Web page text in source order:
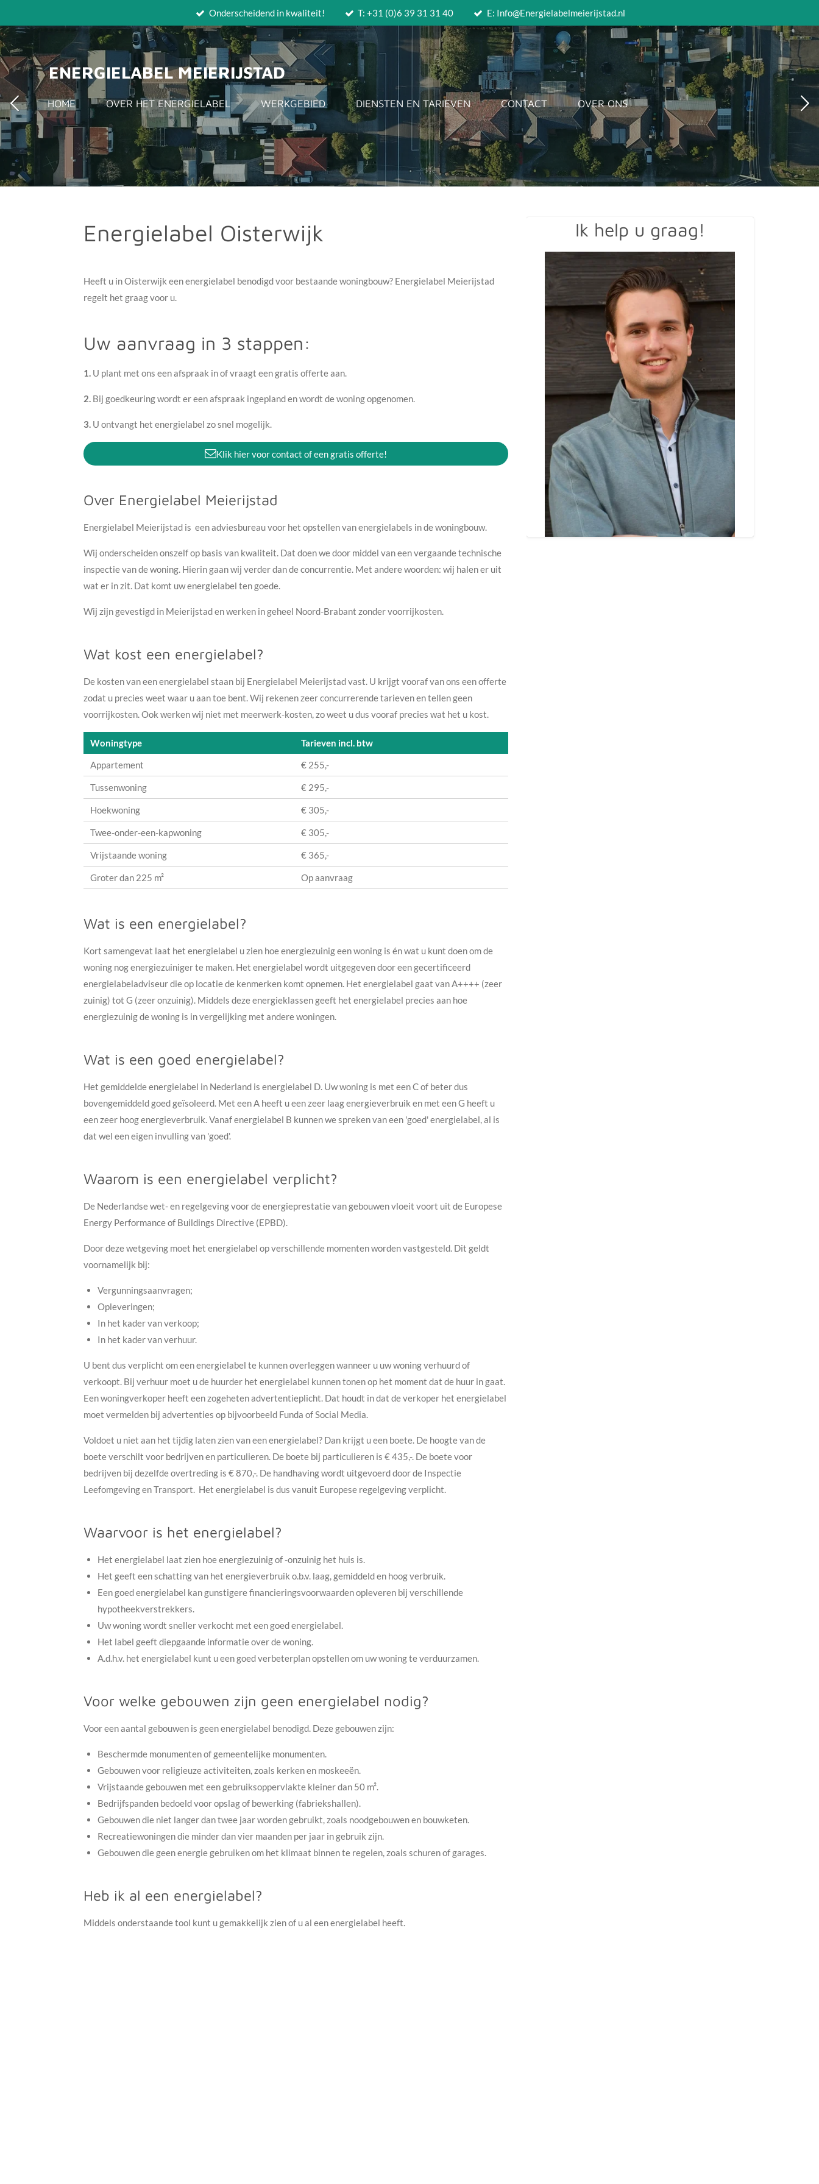
direct
naar
de
hoofdinhoud
Onderscheidend in kwaliteit! T: +31 (0)6 39 31 31 40 E: Info@Energielabelmeierijstad.nl
ENERGIELABEL MEIERIJSTAD
HOME OVER HET ENERGIELABEL WERKGEBIED DIENSTEN EN TARIEVEN CONTACT OVER ONS
Energielabel Oisterwijk
Heeft u in Oisterwijk een energielabel benodigd voor bestaande woningbouw? Energielabel Meierijstad
regelt het graag voor u.
Uw aanvraag in 3 stappen:
1. U plant met ons een afspraak in of vraagt een gratis offerte aan.
2. Bij goedkeuring wordt er een afspraak ingepland en wordt de woning opgenomen.
3. U ontvangt het energielabel zo snel mogelijk.
Klik hier voor contact of een gratis offerte!
Over Energielabel Meierijstad
Energielabel Meierijstad is een adviesbureau voor het opstellen van energielabels in de woningbouw.
Wij onderscheiden onszelf op basis van kwaliteit. Dat doen we door middel van een vergaande technische
inspectie van de woning. Hierin gaan wij verder dan de concurrentie. Met andere woorden: wij halen er uit
wat er in zit. Dat komt uw energielabel ten goede.
Wij zijn gevestigd in Meierijstad en werken in geheel Noord-Brabant zonder voorrijkosten.
Wat kost een energielabel?
De kosten van een energielabel staan bij Energielabel Meierijstad vast. U krijgt vooraf van ons een offerte
zodat u precies weet waar u aan toe bent. Wij rekenen zeer concurrerende tarieven en tellen geen
voorrijkosten. Ook werken wij niet met meerwerk-kosten, zo weet u dus vooraf precies wat het u kost.
Woningtype
Tarieven incl. btw
Appartement
€ 255,-
Tussenwoning € 295,-
Hoekwoning € 305,-
Twee-onder-een-kapwoning € 305,-
Vrijstaande woning € 365,-
Groter dan 225 m² Op aanvraag
Wat is een energielabel?
Kort samengevat laat het energielabel u zien hoe energiezuinig een woning is én wat u kunt doen om de
woning nog energiezuiniger te maken. Het energielabel wordt uitgegeven door een gecertificeerd
energielabeladviseur die op locatie de kenmerken komt opnemen. Het energielabel gaat van A++++ (zeer
zuinig) tot G (zeer onzuinig). Middels deze energieklassen geeft het energielabel precies aan hoe
energiezuinig de woning is in vergelijking met andere woningen.
Wat is een goed energielabel?
Het gemiddelde energielabel in Nederland is energielabel D. Uw woning is met een C of beter dus
bovengemiddeld goed geïsoleerd. Met een A heeft u een zeer laag energieverbruik en met een G heeft u
een zeer hoog energieverbruik. Vanaf energielabel B kunnen we spreken van een 'goed' energielabel, al is
dat wel een eigen invulling van 'goed'.
Waarom is een energielabel verplicht?
De Nederlandse wet- en regelgeving voor de energieprestatie van gebouwen vloeit voort uit de Europese
Energy Performance of Buildings Directive (EPBD).
Door deze wetgeving moet het energielabel op verschillende momenten worden vastgesteld. Dit geldt
voornamelijk bij:
Vergunningsaanvragen;
Opleveringen;
In het kader van verkoop;
In het kader van verhuur.
U bent dus verplicht om een energielabel te kunnen overleggen wanneer u uw woning verhuurd of
verkoopt. Bij verhuur moet u de huurder het energielabel kunnen tonen op het moment dat de huur in gaat.
Een woningverkoper heeft een zogeheten advertentieplicht. Dat houdt in dat de verkoper het energielabel
moet vermelden bij advertenties op bijvoorbeeld Funda of Social Media.
Voldoet u niet aan het tijdig laten zien van een energielabel? Dan krijgt u een boete. De hoogte van de
boete verschilt voor bedrijven en particulieren. De boete bij particulieren is € 435,-. De boete voor
bedrijven bij dezelfde overtreding is € 870,-. De handhaving wordt uitgevoerd door de Inspectie
Leefomgeving en Transport. Het energielabel is dus vanuit Europese regelgeving verplicht.
Waarvoor is het energielabel?
Het energielabel laat zien hoe energiezuinig of -onzuinig het huis is.
Het geeft een schatting van het energieverbruik o.b.v. laag, gemiddeld en hoog verbruik.
Een goed energielabel kan gunstigere financieringsvoorwaarden opleveren bij verschillende
hypotheekverstrekkers.
Uw woning wordt sneller verkocht met een goed energielabel.
Het label geeft diepgaande informatie over de woning.
A.d.h.v. het energielabel kunt u een goed verbeterplan opstellen om uw woning te verduurzamen.
Voor welke gebouwen zijn geen energielabel nodig?
Voor een aantal gebouwen is geen energielabel benodigd. Deze gebouwen zijn:
Beschermde monumenten of gemeentelijke monumenten.
Gebouwen voor religieuze activiteiten, zoals kerken en moskeeën.
Vrijstaande gebouwen met een gebruiksoppervlakte kleiner dan 50 m².
Bedrijfspanden bedoeld voor opslag of bewerking (fabriekshallen).
Gebouwen die niet langer dan twee jaar worden gebruikt, zoals noodgebouwen en bouwketen.
Recreatiewoningen die minder dan vier maanden per jaar in gebruik zijn.
Gebouwen die geen energie gebruiken om het klimaat binnen te regelen, zoals schuren of garages.
Heb ik al een energielabel?
Middels onderstaande tool kunt u gemakkelijk zien of u al een energielabel heeft.
Ik help u graag!